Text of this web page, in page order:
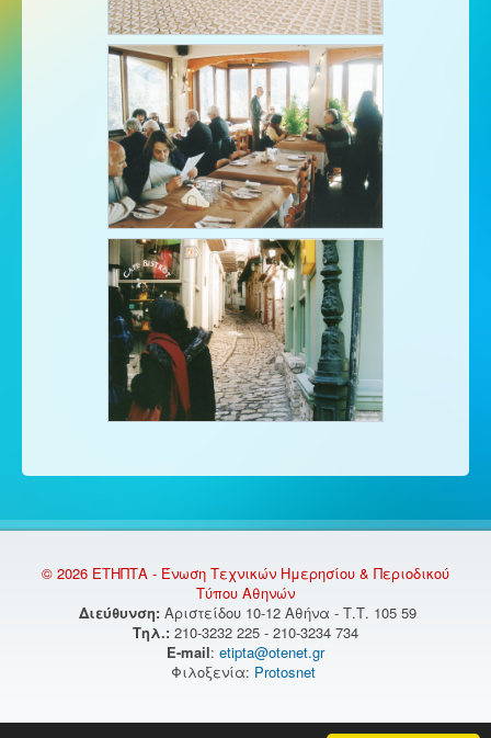
© 2026 ΕΤΗΠΤΑ - Ένωση Τεχνικών Ημερησίου & Περιοδικού
Τύπου Αθηνών
Διεύθυνση: Αριστείδου 10-12 Αθήνα - Τ.Τ. 105 59
Τηλ.: 210-3232 225 - 210-3234 734
E-mail: etipta@otenet.gr
Φιλοξενία: Protosnet